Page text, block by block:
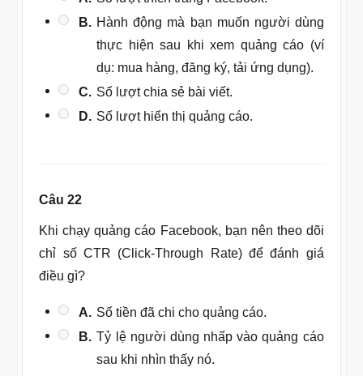
B. Hành động mà bạn muốn người dùng
thực hiện sau khi xem quảng cáo (ví
dụ: mua hàng, đăng ký, tải ứng dụng).
C. Số lượt chia sẻ bài viết.
D. Số lượt hiển thị quảng cáo.
Câu 22
Khi chạy quảng cáo Facebook, bạn nên theo dõi
chỉ số CTR (Click-Through Rate) để đánh giá
điều gì?
A. Số tiền đã chi cho quảng cáo.
B. Tỷ lệ người dùng nhấp vào quảng cáo
sau khi nhìn thấy nó.